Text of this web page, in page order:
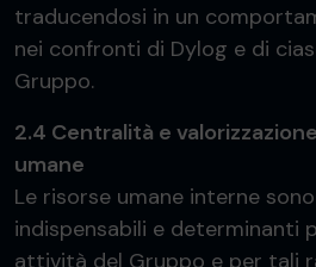
traducendosi in un
nei confronti di Dylog e di
Gruppo.
2.4 Centralità e
umane
Le risorse umane interne
indispensabili e determinanti
attività del Gruppo e per tali